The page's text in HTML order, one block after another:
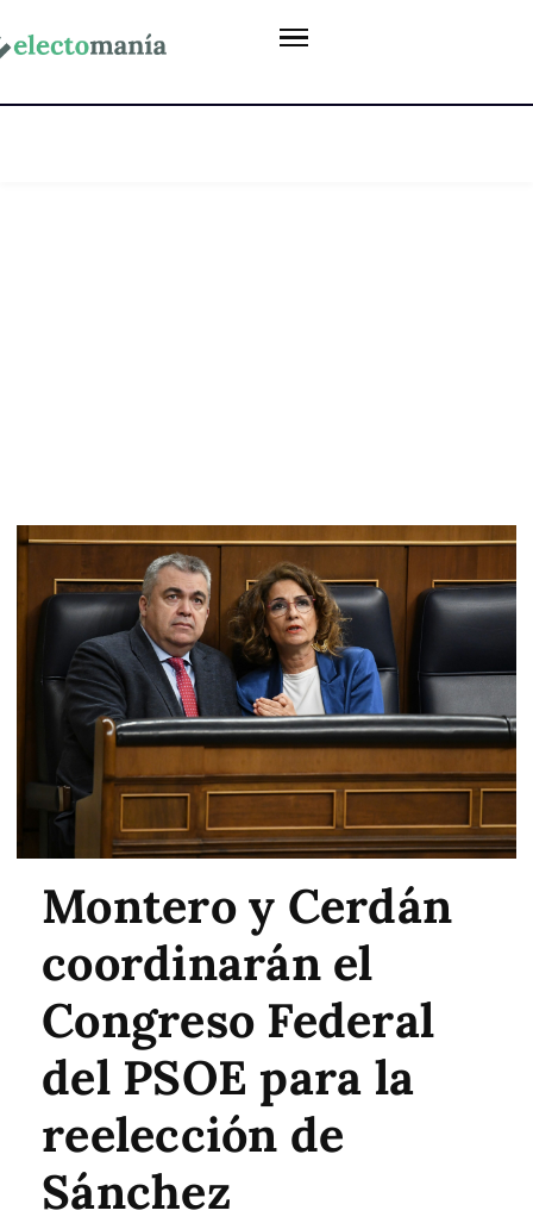
Montero y Cerdán
coordinarán el
Congreso Federal
del PSOE para la
reelección de
Sánchez